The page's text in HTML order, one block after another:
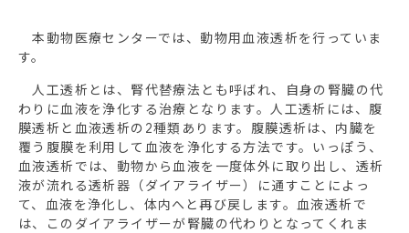
本動物医療センターでは、動物用血液透析を行っていま
す。
人工透析とは、腎代替療法とも呼ばれ、自身の腎臓の代
わりに血液を浄化する治療となります。人工透析には、腹
膜透析と血液透析の2種類あります。腹膜透析は、内臓を
覆う腹膜を利用して血液を浄化する方法です。いっぽう、
血液透析では、動物から血液を一度体外に取り出し、透析
液が流れる透析器（ダイアライザー）に通すことによっ
て、血液を浄化し、体内へと再び戻します。血液透析で
は、このダイアライザーが腎臓の代わりとなってくれま